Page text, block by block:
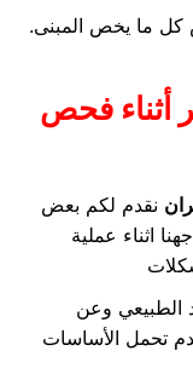
ما يخص المبنى.
أثناء فحص
نقدم لكم بعض
اثناء عملية
الطبيعي وعن
تحمل الأساسات